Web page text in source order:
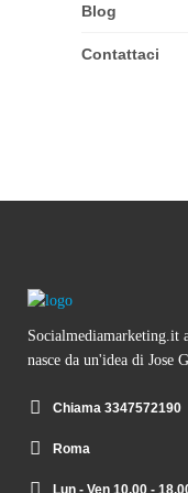
Blog
Contattaci
Socialmediamarketing.it
nasce da un'idea di Jose
Chiama 3347572190
Roma
Lun - Ven 10.00 -